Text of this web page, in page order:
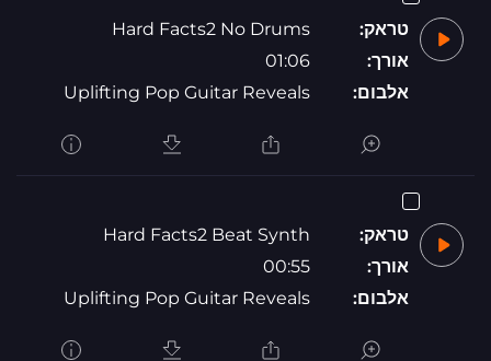
טראק:
Hard Facts2 No Drums
אורך:
01:06
אלבום:
Uplifting Pop Guitar Reveals
טראק:
Hard Facts2 Beat Synth
אורך:
00:55
אלבום:
Uplifting Pop Guitar Reveals